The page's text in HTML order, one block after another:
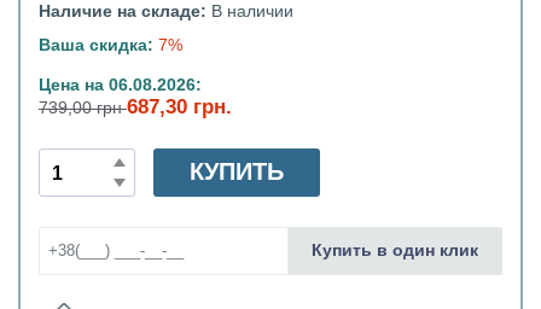
Наличие на складе: В наличии
Ваша скидка: 7%
Цена на 06.08.2026:
739,00 грн687,30 грн.
КУПИТЬ
Купить в один клик